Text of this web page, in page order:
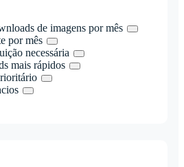
de imagens por mês
por mês
necessária
mais rápidos